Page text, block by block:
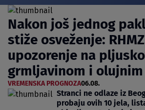
Nakon još jednog
stiže osveženje:
upozorenje na
grmljavinom i
VREMENSKA PROGNOZA06.08.
Stranci ne odlaze iz
probaju ovih 10 jela,